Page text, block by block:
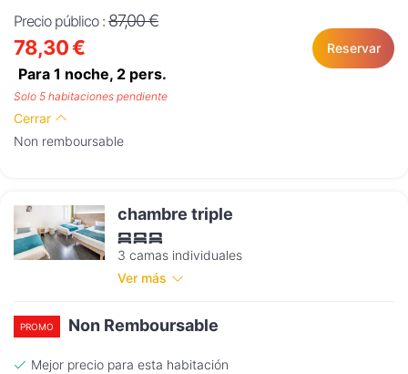
Precio público : 87,00 €
78,30 €
Para 1 noche, 2 pers.
Reservar
Solo 5 habitaciones pendiente
Cerrar
Non remboursable
chambre triple
3 camas individuales
Ver más
PROMO Non Remboursable
Mejor precio para esta habitación